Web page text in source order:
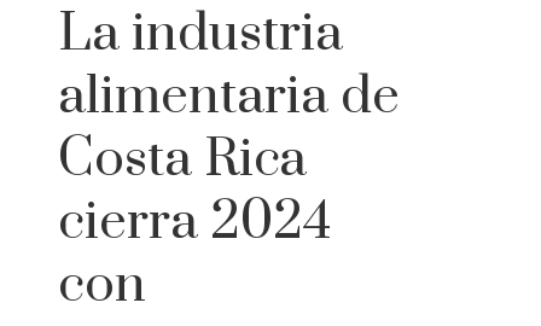
La industria
alimentaria de
Costa Rica
cierra 2024
con